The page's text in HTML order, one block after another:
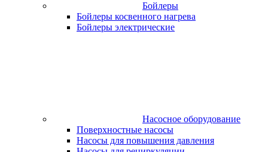
Бойлеры
Бойлеры косвенного нагрева
Бойлеры электрические
Насосное оборудование
Поверхностные насосы
Насосы для повышения давления